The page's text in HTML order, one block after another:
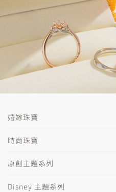
婚嫁珠寶
時尚珠寶
原創主題系列
Disney 主題系列